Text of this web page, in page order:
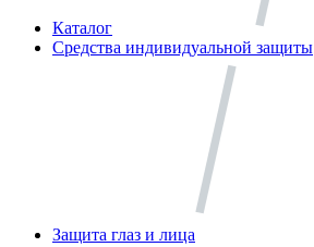
Каталог
Средства индивидуальной защиты
Защита глаз и лица